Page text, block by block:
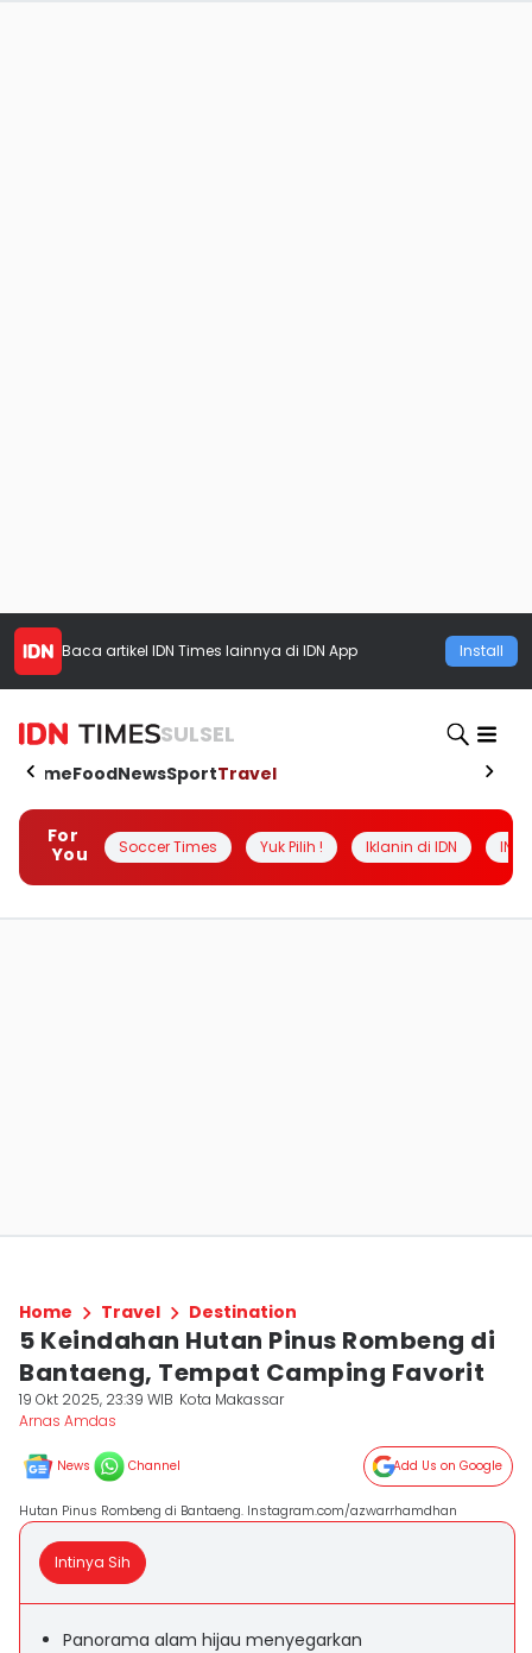
Baca artikel IDN Times lainnya di IDN App Install
SULSEL
HomeFoodNewsSportTravel
For
You
Soccer Times Yuk Pilih ! Iklanin di IDN
Home Travel Destination
5 Keindahan Hutan Pinus Rombeng di
Bantaeng, Tempat Camping Favorit
19 Okt 2025, 23:39 WIB Kota Makassar
Arnas Amdas
News Channel Add Us on Google
Hutan Pinus Rombeng di Bantaeng. Instagram.com/azwarrhamdhan
Intinya Sih
Panorama alam hijau menyegarkan